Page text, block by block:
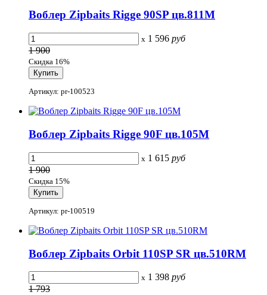
Воблер Zipbaits Rigge 90SP цв.811M
x 1 596 руб
1 900
Скидка 16%
Артикул: pr-100523
Воблер Zipbaits Rigge 90F цв.105M
x 1 615 руб
1 900
Скидка 15%
Артикул: pr-100519
Воблер Zipbaits Orbit 110SP SR цв.510RM
x 1 398 руб
1 793